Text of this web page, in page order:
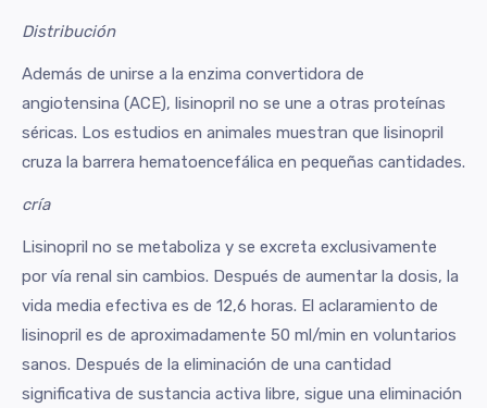
Distribución
Además de unirse a la enzima convertidora de
angiotensina (ACE), lisinopril no se une a otras proteínas
séricas. Los estudios en animales muestran que lisinopril
cruza la barrera hematoencefálica en pequeñas cantidades.
cría
Lisinopril no se metaboliza y se excreta exclusivamente
por vía renal sin cambios. Después de aumentar la dosis, la
vida media efectiva es de 12,6 horas. El aclaramiento de
lisinopril es de aproximadamente 50 ml/min en voluntarios
sanos. Después de la eliminación de una cantidad
significativa de sustancia activa libre, sigue una eliminación